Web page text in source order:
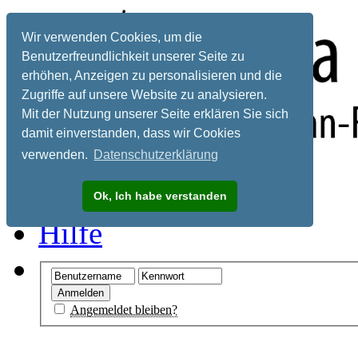
Wir verwenden Cookies, um die
Benutzerfreundlichkeit unserer Seite zu
erhöhen, Anzeigen zu personalisieren und die
Zugriffe auf unsere Website zu analysieren.
Mit der Nutzung unserer Seite erklären Sie sich
damit einverstanden, dass wir Cookies
verwenden. Datenschutzerklärung
Ok, Ich habe verstanden
Registrieren
Hilfe
Angemeldet bleiben?